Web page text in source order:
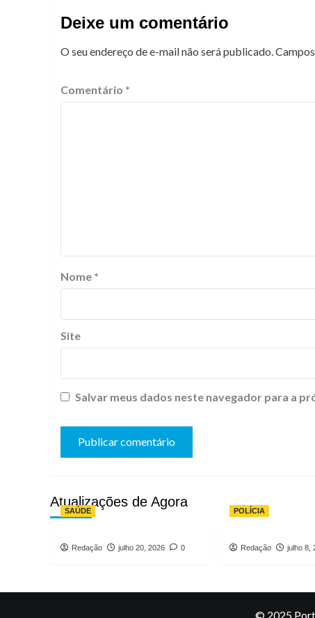
Deixe um comentário
O seu endereço de e-mail não será publicado.
Comentário *
Nome *
Site
Salvar meus dados neste navegador para a
Atualizações de Agora
SAÚDE
Redação julho 20, 2026 0
POLÍCIA
Redação julho 8,
© 2025